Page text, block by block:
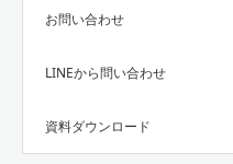
お問い合わせ
LINEから問い合わせ
資料ダウンロード